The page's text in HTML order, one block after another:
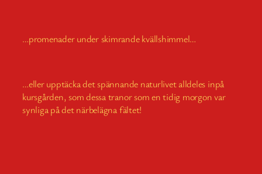
…promenader under skimrande kvällshimmel…
…eller upptäcka det spännande naturlivet alldeles inpå
kursgården, som dessa tranor som en tidig morgon var
synliga på det närbelägna fältet!